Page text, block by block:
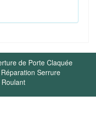
de Porte Claquée
Réparation Serrure